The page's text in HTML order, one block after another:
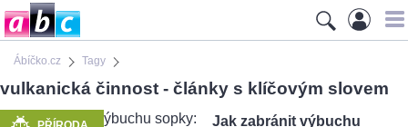
Ábíčko.cz Tagy
vulkanická činnost - články s klíčovým slovem
Jak zabránit výbuchu